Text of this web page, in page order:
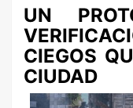
UN
CIEGOS
CIUDAD